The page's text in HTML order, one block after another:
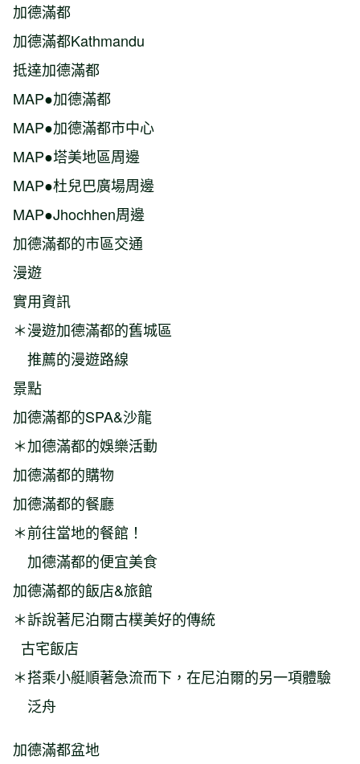
加德滿都
加德滿都Kathmandu
抵達加德滿都
MAP●加德滿都
MAP●加德滿都市中心
MAP●塔美地區周邊
MAP●杜兒巴廣場周邊
MAP●Jhochhen周邊
加德滿都的市區交通
漫遊
實用資訊
＊漫遊加德滿都的舊城區
推薦的漫遊路線
景點
加德滿都的SPA&沙龍
＊加德滿都的娛樂活動
加德滿都的購物
加德滿都的餐廳
＊前往當地的餐館！
加德滿都的便宜美食
加德滿都的飯店&旅館
＊訴說著尼泊爾古樸美好的傳統
古宅飯店
＊搭乘小艇順著急流而下，在尼泊爾的另一項體驗
泛舟
加德滿都盆地